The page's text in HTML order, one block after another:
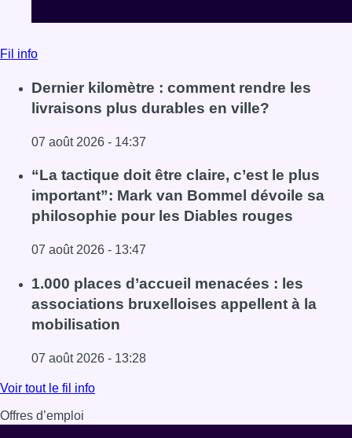
Fil info
Dernier kilomètre : comment rendre les
livraisons plus durables en ville?
07 août 2026 - 14:37
Lire l'article Dernier kilomètre : comment rendre les
“La tactique doit être claire, c’est le plus
important”: Mark van Bommel dévoile sa
philosophie pour les Diables rouges
07 août 2026 - 13:47
Lire l'article “La tactique doit être claire, c’est le plus
1.000 places d’accueil menacées : les
associations bruxelloises appellent à la
mobilisation
07 août 2026 - 13:28
Lire l'article 1.000 places d’accueil menacées : les
Voir tout le fil info
Offres d’emploi